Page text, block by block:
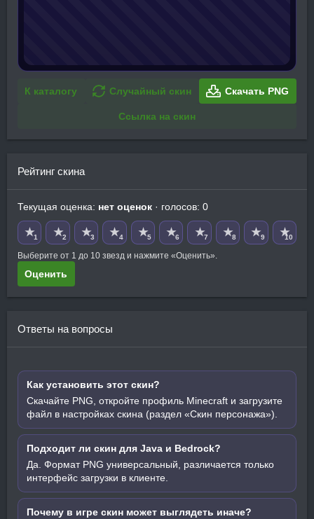
К каталогу Случайный скин Скачать PNG
Ссылка на скин
Рейтинг скина
Текущая оценка: нет оценок · голосов: 0
★1 ★2 ★3 ★4 ★5 ★6 ★7 ★8 ★9 ★10
Выберите от 1 до 10 звезд и нажмите «Оценить».
Оценить
Ответы на вопросы
Как установить этот скин?
Скачайте PNG, откройте профиль Minecraft и загрузите
файл в настройках скина (раздел «Скин персонажа»).
Подходит ли скин для Java и Bedrock?
Да. Формат PNG универсальный, различается только
интерфейс загрузки в клиенте.
Почему в игре скин может выглядеть иначе?